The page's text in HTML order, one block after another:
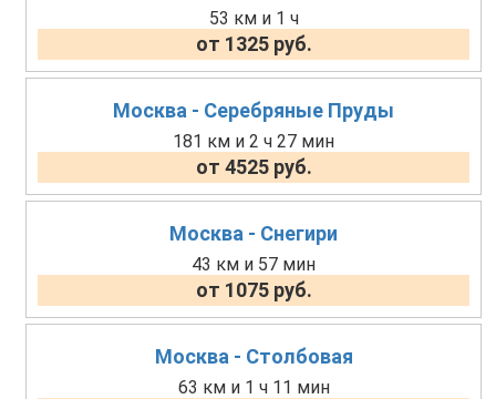
53 км и 1 ч
от 1325 руб.
Москва - Серебряные Пруды
181 км и 2 ч 27 мин
от 4525 руб.
Москва - Снегири
43 км и 57 мин
от 1075 руб.
Москва - Столбовая
63 км и 1 ч 11 мин